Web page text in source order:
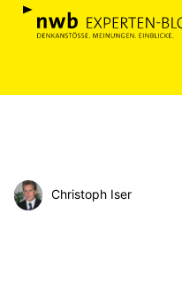
Christoph Iser